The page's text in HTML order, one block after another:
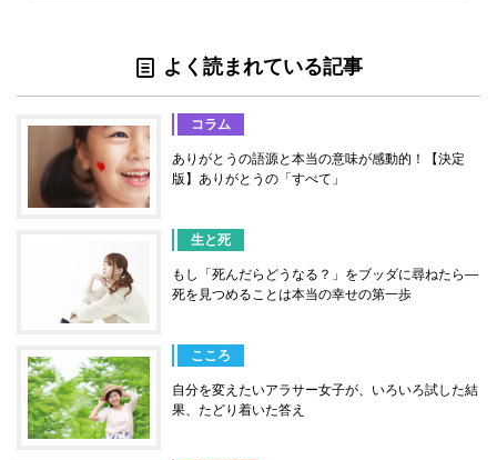
よく読まれている記事
コラム
ありがとうの語源と本当の意味が感動的！【決定
版】ありがとうの「すべて」
生と死
もし「死んだらどうなる？」をブッダに尋ねたら―
死を見つめることは本当の幸せの第一歩
こころ
自分を変えたいアラサー女子が、いろいろ試した結
果、たどり着いた答え